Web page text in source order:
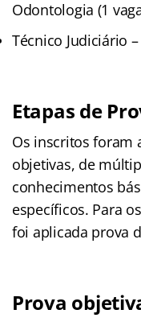
Odontologia (1
Técnico Judiciário
Etapas de
Os inscritos foram
objetivas, de
conhecimentos
específicos. Para
foi aplicada prova
Prova